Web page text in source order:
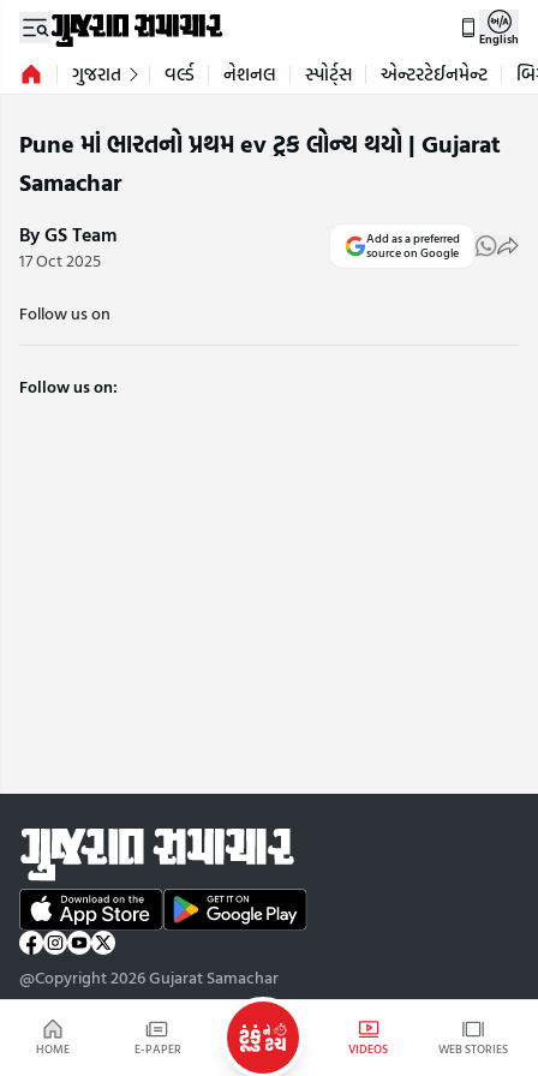
HOME E-PAPER VIDEOS WEB STORIES
English
ગુજરાત વર્લ્ડ નેશનલ સ્પોર્ટ્સ એન્ટરટેઈનમેન્ટ
Pune માં ભારતનો પ્રથમ ev ટ્રક લોન્ચ થયો | Gujarat
Samachar
By GS Team
17 Oct 2025
Add as a preferred
source on Google
Follow us on
Follow us on:
@Copyright 2026 Gujarat Samachar